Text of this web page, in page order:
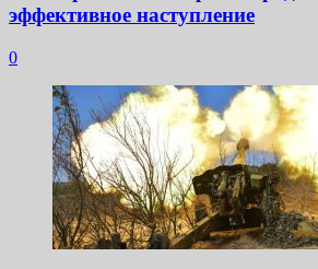
эффективное наступление
0